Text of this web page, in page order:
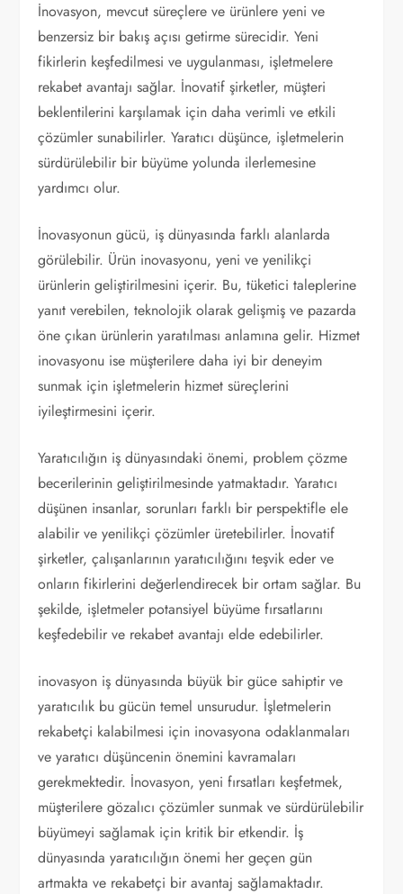
İnovasyon, mevcut süreçlere ve ürünlere yeni ve
benzersiz bir bakış açısı getirme sürecidir. Yeni
fikirlerin keşfedilmesi ve uygulanması, işletmelere
rekabet avantajı sağlar. İnovatif şirketler, müşteri
beklentilerini karşılamak için daha verimli ve etkili
çözümler sunabilirler. Yaratıcı düşünce, işletmelerin
sürdürülebilir bir büyüme yolunda ilerlemesine
yardımcı olur.
İnovasyonun gücü, iş dünyasında farklı alanlarda
görülebilir. Ürün inovasyonu, yeni ve yenilikçi
ürünlerin geliştirilmesini içerir. Bu, tüketici taleplerine
yanıt verebilen, teknolojik olarak gelişmiş ve pazarda
öne çıkan ürünlerin yaratılması anlamına gelir. Hizmet
inovasyonu ise müşterilere daha iyi bir deneyim
sunmak için işletmelerin hizmet süreçlerini
iyileştirmesini içerir.
Yaratıcılığın iş dünyasındaki önemi, problem çözme
becerilerinin geliştirilmesinde yatmaktadır. Yaratıcı
düşünen insanlar, sorunları farklı bir perspektifle ele
alabilir ve yenilikçi çözümler üretebilirler. İnovatif
şirketler, çalışanlarının yaratıcılığını teşvik eder ve
onların fikirlerini değerlendirecek bir ortam sağlar. Bu
şekilde, işletmeler potansiyel büyüme fırsatlarını
keşfedebilir ve rekabet avantajı elde edebilirler.
inovasyon iş dünyasında büyük bir güce sahiptir ve
yaratıcılık bu gücün temel unsurudur. İşletmelerin
rekabetçi kalabilmesi için inovasyona odaklanmaları
ve yaratıcı düşüncenin önemini kavramaları
gerekmektedir. İnovasyon, yeni fırsatları keşfetmek,
müşterilere gözalıcı çözümler sunmak ve sürdürülebilir
büyümeyi sağlamak için kritik bir etkendir. İş
dünyasında yaratıcılığın önemi her geçen gün
artmakta ve rekabetçi bir avantaj sağlamaktadır.